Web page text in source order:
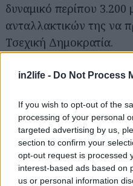
in2life - Do Not Process
If you wish to opt-out of the
processing of your personal
targeted advertising by us,
section to confirm your
opt-out request is processed
interest-based ads based on
us or personal information
δυναμικό περίπου
ανταλλακτικών της να
Τσεχική Δημοκρατία.
Η TMMCZ είναι
ιδρύθηκε το 2024 για
στις αντιπροσωπείες
Γερμανία, την
Σλοβακία, την
Δημοκρατία σε έξι